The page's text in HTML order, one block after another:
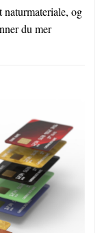
og
du mer